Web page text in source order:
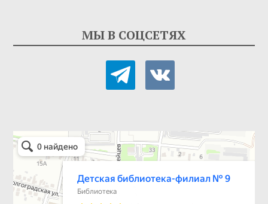
МЫ В СОЦСЕТЯХ
telegramvkontakte
Детская библиотека-филиал № 9
Библиотека в Севастополе